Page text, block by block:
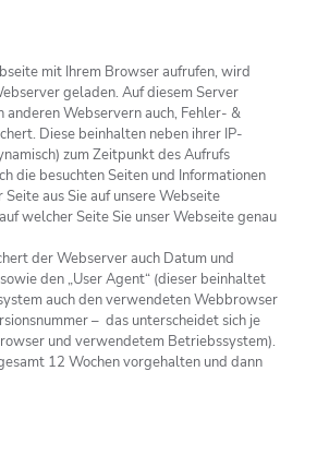
mit Ihrem Browser aufrufen, wird
geladen. Auf diesem Server
Webservern auch, Fehler- &
Diese beinhalten neben ihrer IP-
zum Zeitpunkt des Aufrufs
die besuchten Seiten und Informationen
aus Sie auf unsere Webseite
welcher Seite Sie unser Webseite genau
der Webserver auch Datum und
den „User Agent“ (dieser beinhaltet
auch den verwendeten Webbrowser
– das unterscheidet sich je
und verwendetem Betriebssystem).
12 Wochen vorgehalten und dann